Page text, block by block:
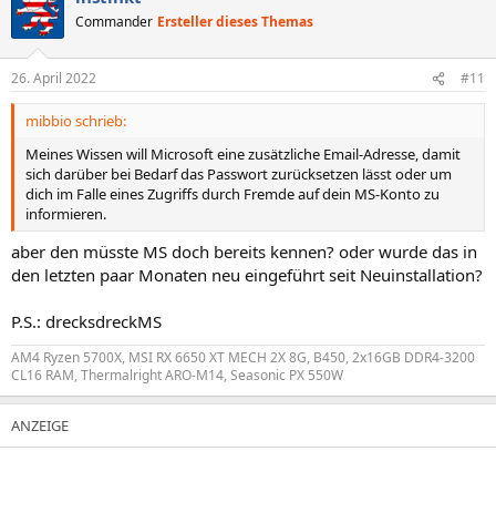
Commander Ersteller dieses Themas
26. April 2022 #11
mibbio schrieb:
Meines Wissen will Microsoft eine zusätzliche Email-Adresse, damit
sich darüber bei Bedarf das Passwort zurücksetzen lässt oder um
dich im Falle eines Zugriffs durch Fremde auf dein MS-Konto zu
informieren.
aber den müsste MS doch bereits kennen? oder wurde das in
den letzten paar Monaten neu eingeführt seit Neuinstallation?
P.S.: drecksdreckMS
AM4 Ryzen 5700X, MSI RX 6650 XT MECH 2X 8G, B450, 2x16GB DDR4-3200
CL16 RAM, Thermalright ARO-M14, Seasonic PX 550W